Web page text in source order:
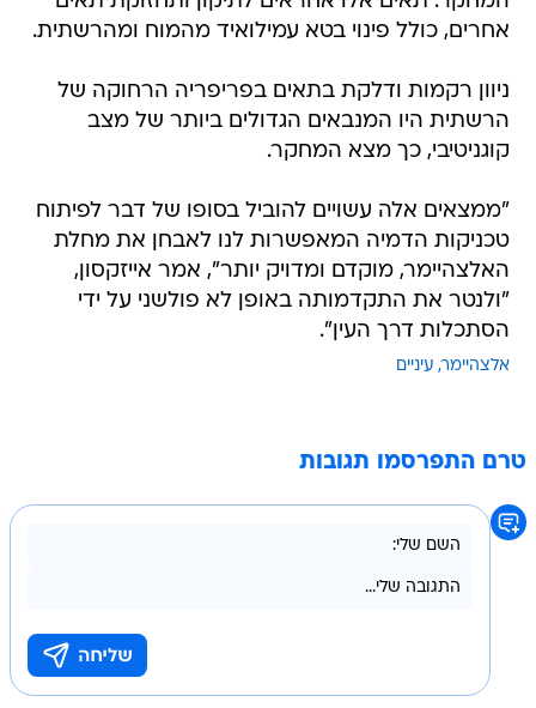
אחרים, כולל פינוי בטא עמילואיד מהמוח ומהרשתית.
ניוון רקמות ודלקת בתאים בפריפריה הרחוקה של
הרשתית היו המנבאים הגדולים ביותר של מצב
קוגניטיבי, כך מצא המחקר.
"ממצאים אלה עשויים להוביל בסופו של דבר לפיתוח
טכניקות הדמיה המאפשרות לנו לאבחן את מחלת
האלצהיימר, מוקדם ומדויק יותר", אמר אייזקסון,
"ולנטר את התקדמותה באופן לא פולשני על ידי
הסתכלות דרך העין".
אלצהיימר עיניים
טרם התפרסמו תגובות